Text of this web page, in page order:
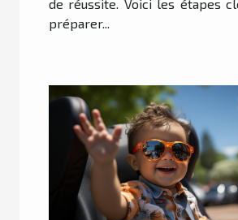
de réussite. Voici les étapes
préparer...